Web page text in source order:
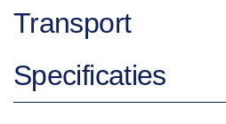
Transport
Specificaties